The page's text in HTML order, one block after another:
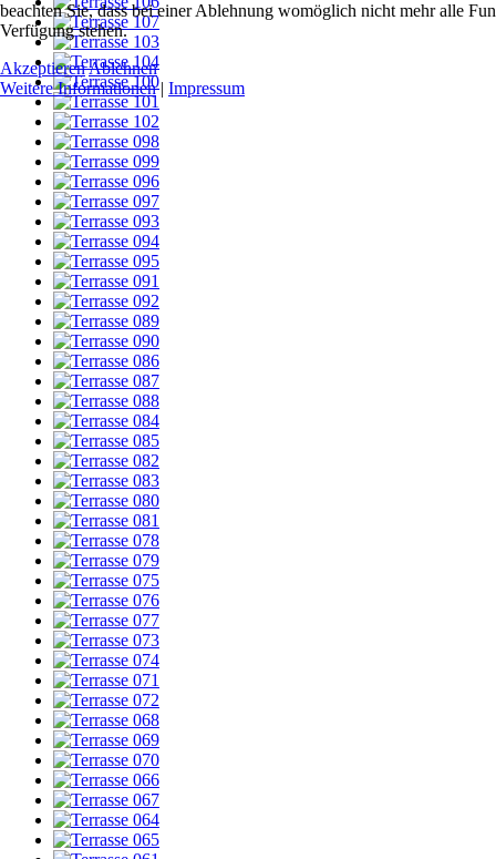
beachten Sie, dass bei einer Ablehnung womöglich nicht mehr alle
Verfügung stehen.
AkzeptierenAblehnen
Weitere Informationen| Impressum